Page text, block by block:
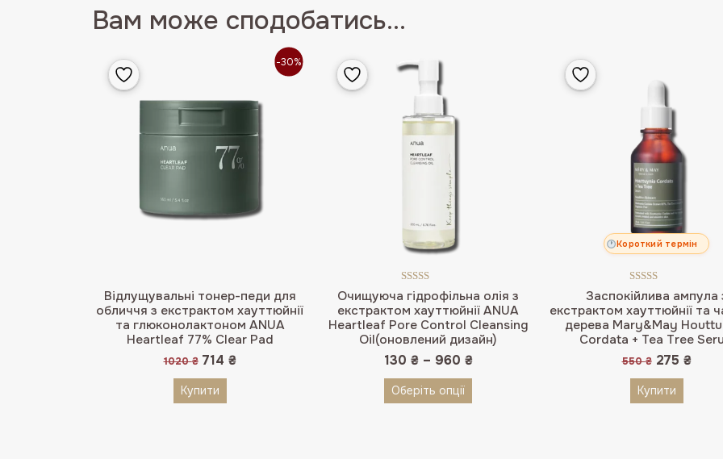
Вам може сподобатись...
-30%
Відлущувальні тонер-педи для
обличчя з екстрактом хауттюйнії
та глюконолактоном ANUA
Heartleaf 77% Clear Pad
1020₴ Оригінальна
1020 ₴.
714 ₴Поточна
Купити
Очищуюча гідрофільна олія з
екстрактом хауттюйнії ANUA
Heartleaf Pore Control Cleansing
Oil(оновлений дизайн)
Оцінено в
5.00з 5
130 ₴– 960 ₴
Оберіть опції
Короткий термін
Заспокійлива ампула
екстрактом хауттюйнії та
дерева Mary&May
Cordata + Tea Tree
Оцінено в
5.00з 5
550₴
550 ₴.
275 ₴
Купити